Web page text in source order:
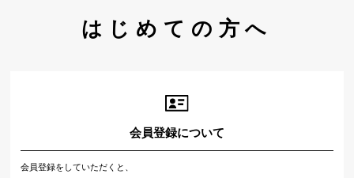
はじめての方へ
会員登録について
会員登録をしていただくと、